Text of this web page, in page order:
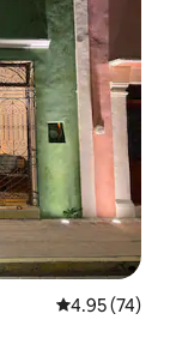
평점 4.95점(5
4.95 (74)